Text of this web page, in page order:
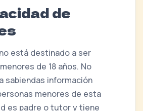
de
está destinado a ser
de 18 años. No
sabiendas información
menores de esta
es padre o tutor y tiene